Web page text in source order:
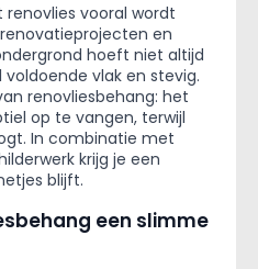
renovlies vooral wordt
en
hoeft niet altijd
vlak en stevig.
renovliesbehang: het
op te vangen, terwijl
In combinatie met
krijg je een
blijft.
een slimme